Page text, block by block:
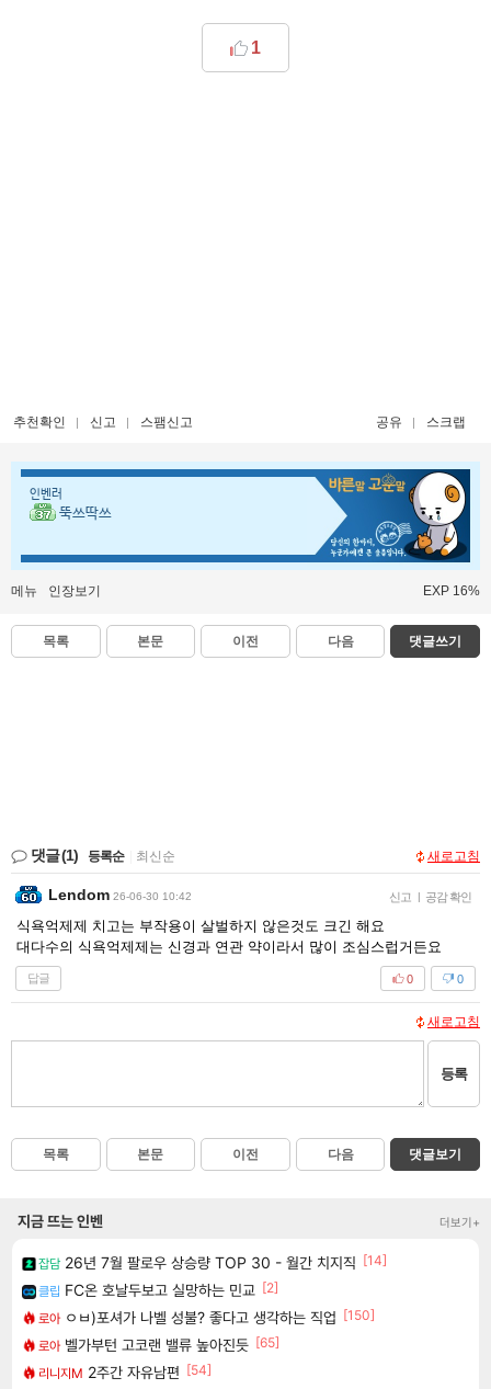
1
추천확인 신고 스팸신고 공유 스크랩
인벤러
뚝쓰딱쓰
메뉴 인장보기 EXP 16%
목록 본문 이전 다음 댓글쓰기
댓글(1) 등록순 최신순 새로고침
Lendom 26-06-30 10:42 신고 | 공감 확인
식욕억제제 치고는 부작용이 살벌하지 않은것도 크긴 해요
대다수의 식욕억제제는 신경과 연관 약이라서 많이 조심스럽거든요
답글 0
0
새로고침
등록
목록 본문 이전 다음 댓글보기
지금 뜨는 인벤 더보기+
잡담 26년 7월 팔로우 상승량 TOP 30 - 월간 치지직 [14]
클립 FC온 호날두보고 실망하는 민교 [2]
로아 ㅇㅂ)포셔가 나벨 성불? 좋다고 생각하는 직업 [150]
로아 벨가부턴 고코랜 밸류 높아진듯 [65]
리니지M 2주간 자유남편 [54]